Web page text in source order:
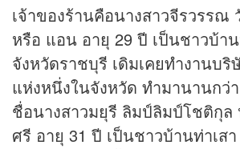
เจ้าของร้านคือนางสาวจีรวรรณ
หรือ แอน อายุ 29 ปี เป็นชาวบ้า
จังหวัดราชบุรี เดิมเคยทำงานบริ
แห่งหนึ่งในจังหวัด ทำมานานกว่
ชื่อนางสาวมยุรี ลิมป์ลิมป์โชติกุล
ศรี อายุ 31 ปี เป็นชาวบ้านท่าเส